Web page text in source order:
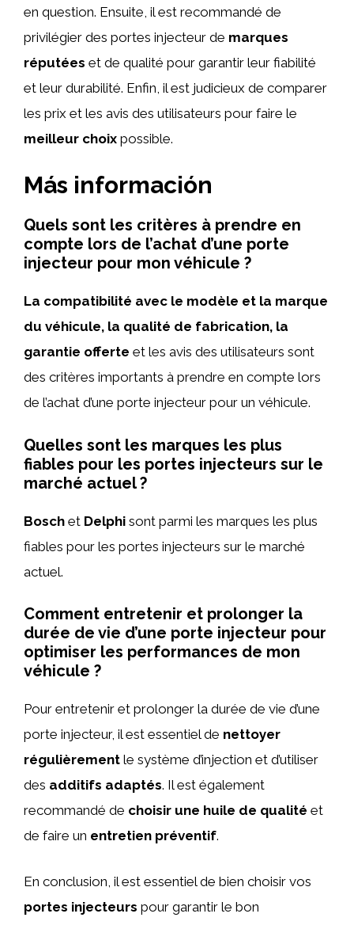
en question. Ensuite, il est recommandé de
privilégier des portes injecteur de marques
réputées et de qualité pour garantir leur fiabilité
et leur durabilité. Enfin, il est judicieux de comparer
les prix et les avis des utilisateurs pour faire le
meilleur choix possible.
Más información
Quels sont les critères à prendre en
compte lors de l’achat d’une porte
injecteur pour mon véhicule ?
La compatibilité avec le modèle et la marque
du véhicule, la qualité de fabrication, la
garantie offerte et les avis des utilisateurs sont
des critères importants à prendre en compte lors
de l’achat d’une porte injecteur pour un véhicule.
Quelles sont les marques les plus
fiables pour les portes injecteurs sur le
marché actuel ?
Bosch et Delphi sont parmi les marques les plus
fiables pour les portes injecteurs sur le marché
actuel.
Comment entretenir et prolonger la
durée de vie d’une porte injecteur pour
optimiser les performances de mon
véhicule ?
Pour entretenir et prolonger la durée de vie d’une
porte injecteur, il est essentiel de nettoyer
régulièrement le système d’injection et d’utiliser
des additifs adaptés. Il est également
recommandé de choisir une huile de qualité et
de faire un entretien préventif.
En conclusion, il est essentiel de bien choisir vos
portes injecteurs pour garantir le bon